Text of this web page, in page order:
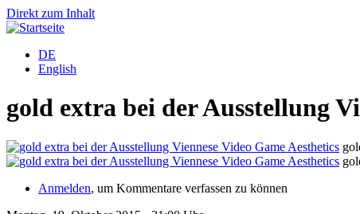
Direkt zum Inhalt
DE
English
gold extra bei der Ausstellung
Anmelden, um Kommentare verfassen zu können